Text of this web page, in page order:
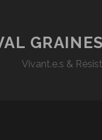
Vivant.e.s &